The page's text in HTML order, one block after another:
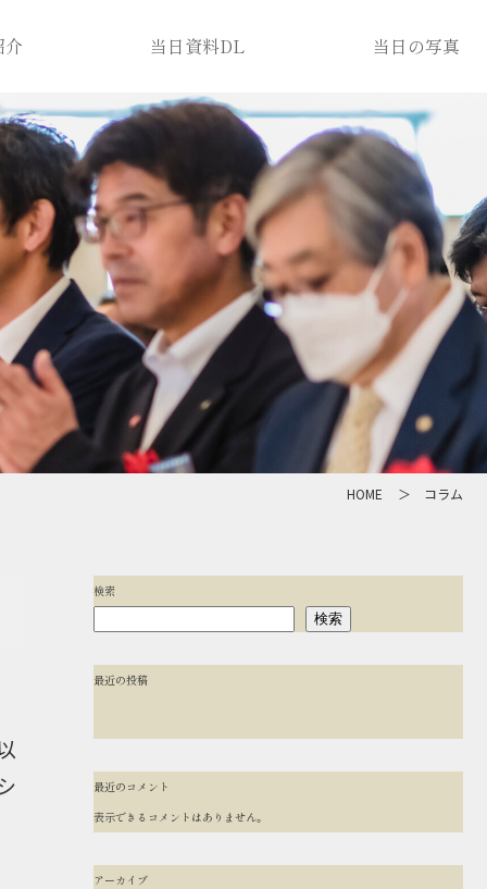
介 当日資料DL 当日の写真
HOME コラム
検索
検索
最近の投稿
最近のコメント
表示できるコメントはありません。
アーカイブ